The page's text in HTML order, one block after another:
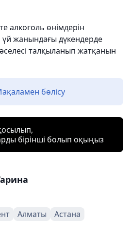
алкоголь өнімдерін
жанындағы дүкендерде
талқыланып жатқанын
бөлісу
бірінші болып оқыңыз
Алматы Астана